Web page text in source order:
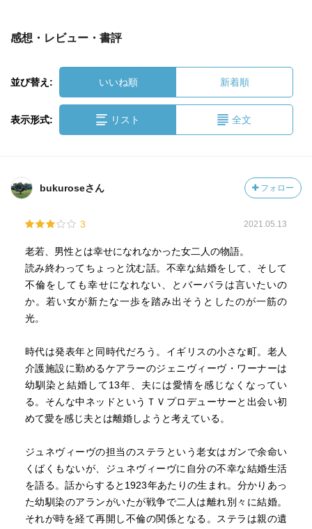
感想・レビュー・書評
並び替え: いいね順 新着順
表示形式: リスト 全文
bukuroseさん フォロー
3 2021.05.13
老若、男性とは幸せになれなかった女二人の物語。
読み終わってちょっと沈む話。不幸な結婚をして、そして
不倫をしても幸せになれない、とバーバラは言いたいの
か。若い女が新たな一歩を踏み出そうとしたのが一筋の
光。
時代は発表年と同時代だろう。イギリスの小さな町。老人
介護施設に勤めるケアラーのジェニヴィーヴ・ワーナーは
幼馴染と結婚して13年、夫には愛情を感じなくなってい
る。そんな中ネッドというＴＶプロデューサーと出会い初
めて愛を感じ夫とは離婚しようと考えている。
ジュネヴィーヴの担当のステラという老女はガンで余命い
くばくもないが、ジュネヴィーヴに自分の不幸な結婚生活
を語る。話からすると1923年あたりの生まれ。分かりあっ
た幼馴染のアランがいたが戦争で二人は離れ別々に結婚。
それが時を経て再開し不倫の関係となる。ステラは親の遺